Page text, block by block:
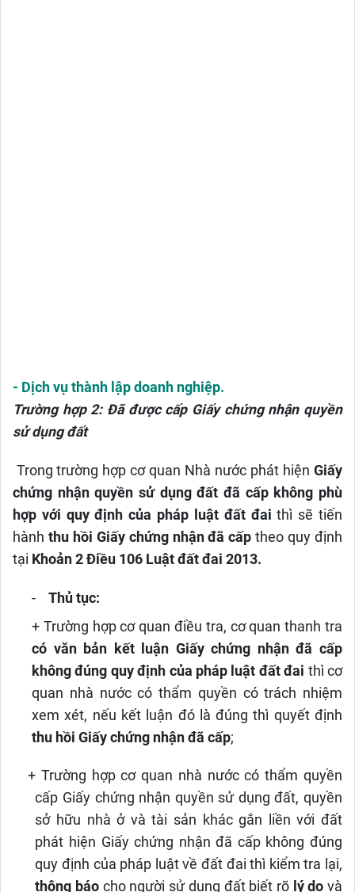
- Dịch vụ thành lập doanh nghiệp.
Trường hợp 2: Đã được cấp Giấy chứng nhận quyền
sử dụng đất
Trong trường hợp cơ quan Nhà nước phát hiện Giấy
chứng nhận quyền sử dụng đất đã cấp không phù
hợp với quy định của pháp luật đất đai thì sẽ tiến
hành thu hồi Giấy chứng nhận đã cấp theo quy định
tại Khoản 2 Điều 106 Luật đất đai 2013.
-
Thủ tục:
+ Trường hợp cơ quan điều tra, cơ quan thanh tra
có văn bản kết luận Giấy chứng nhận đã cấp
không đúng quy định của pháp luật đất đai thì cơ
quan nhà nước có thẩm quyền có trách nhiệm
xem xét, nếu kết luận đó là đúng thì quyết định
thu hồi Giấy chứng nhận đã cấp;
+ Trường hợp cơ quan nhà nước có thẩm quyền
cấp Giấy chứng nhận quyền sử dụng đất, quyền
sở hữu nhà ở và tài sản khác gắn liền với đất
phát hiện Giấy chứng nhận đã cấp không đúng
quy định của pháp luật về đất đai thì kiểm tra lại,
thông báo cho người sử dụng đất biết rõ lý do và